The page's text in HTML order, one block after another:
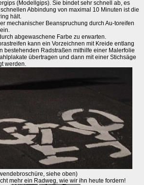
(Modellgips). Sie bindet sehr schnell ab, es
Abbindung von maximal 10 Minuten ist die
hält.
mechanischer Beanspruchung durch Au-toreifen
abgewaschene Farbe zu erwarten.
kann ein Vorzeichnen mit Kreide entlang
bestehenden Radstraßen mithilfe einer Malerfolie
übertragen und dann mit einer Stichsäge
werden.
siehe oben)
mehr ein Radweg, wie wir ihn heute fordern!